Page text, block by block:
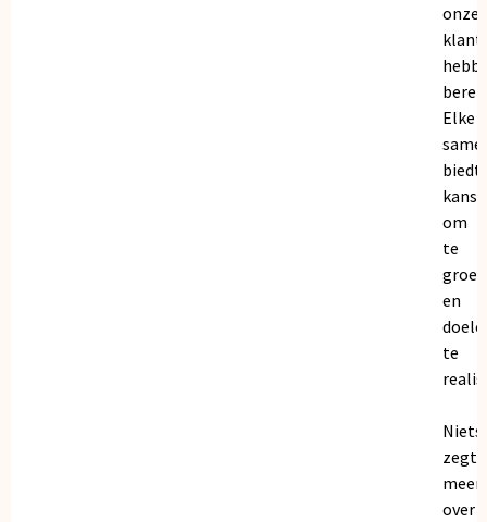
onze
Elke
biedt
om
te
en
te
Niets
zegt
meer
over